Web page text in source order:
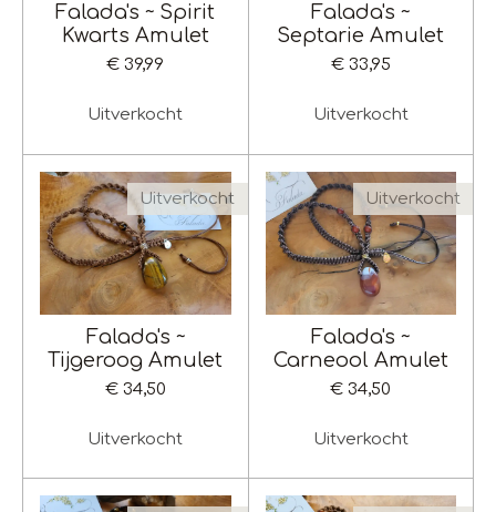
Falada's ~ Spirit
Kwarts Amulet
€ 39,99
Uitverkocht
Falada's ~
Septarie Amulet
€ 33,95
Uitverkocht
Uitverkocht
Falada's ~
Tijgeroog Amulet
€ 34,50
Uitverkocht
Uitverkocht
Falada's ~
Carneool Amulet
€ 34,50
Uitverkocht